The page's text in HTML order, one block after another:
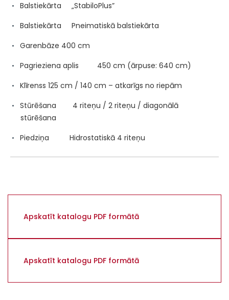
Balstiekārta „StabiloPlus”
Balstiekārta Pneimatiskā balstiekārta
Garenbāze 400 cm
Pagrieziena aplis 450 cm (ārpuse: 640 cm)
Klīrenss 125 cm / 140 cm – atkarīgs no riepām
Stūrēšana 4 riteņu / 2 riteņu / diagonālā
stūrēšana
Piedziņa Hidrostatiskā 4 riteņu
Apskatīt katalogu PDF formātā
Apskatīt katalogu PDF formātā